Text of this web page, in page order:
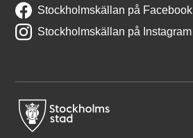
Stockholmskällan på Facebook
Stockholmskällan på Instagram